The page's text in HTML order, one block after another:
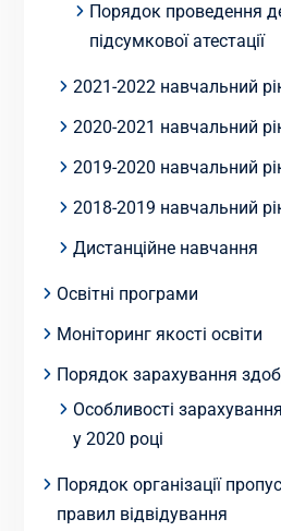
Порядок проведення
підсумкової атестації
2021-2022 навчальний
2020-2021 навчальний
2019-2020 навчальний
2018-2019 навчальний
Дистанційне навчання
Освітні програми
Моніторинг якості освіти
Порядок зарахування
Особливості
у 2020 році
Порядок організації
правил відвідування